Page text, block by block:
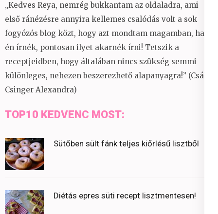
„Kedves Reya, nemrég bukkantam az oldaladra, ami
első ránézésre annyira kellemes csalódás volt a sok
fogyózós blog közt, hogy azt mondtam magamban, ha
én írnék, pontosan ilyet akarnék írni! Tetszik a
receptjeidben, hogy általában nincs szükség semmi
különleges, nehezen beszerezhető alapanyagra!” (Csáky
Csinger Alexandra)
TOP10 KEDVENC MOST:
Sütőben sült fánk teljes kiőrlésű lisztből
Diétás epres süti recept lisztmentesen!